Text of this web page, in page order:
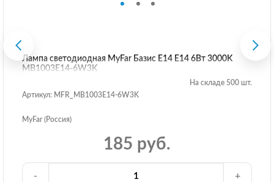
Лампа светодиодная MyFar Базис E14 E14 6Вт 3000K
MB1003E14-6W3K
На складе 500 шт.
Артикул: MFR_MB1003E14-6W3K
MyFar (Россия)
185 руб.
- +